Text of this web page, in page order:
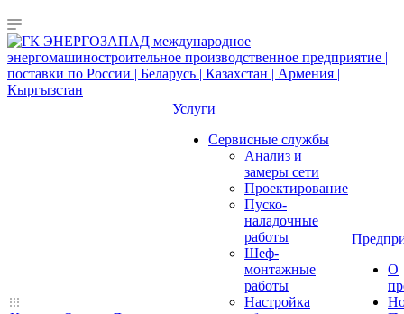
Услуги
Сервисные службы
Анализ и
замеры сети
Проектирование
Пуско-
наладочные
работы
Шеф-
монтажные
работы
Настройка
О